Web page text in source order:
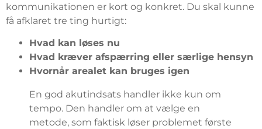
kommunikationen er kort og konkret. Du skal kunne
få afklaret tre ting hurtigt:
Hvad kan løses nu
Hvad kræver afspærring eller særlige hensyn
Hvornår arealet kan bruges igen
En god akutindsats handler ikke kun om
tempo. Den handler om at vælge en
metode, som faktisk løser problemet første